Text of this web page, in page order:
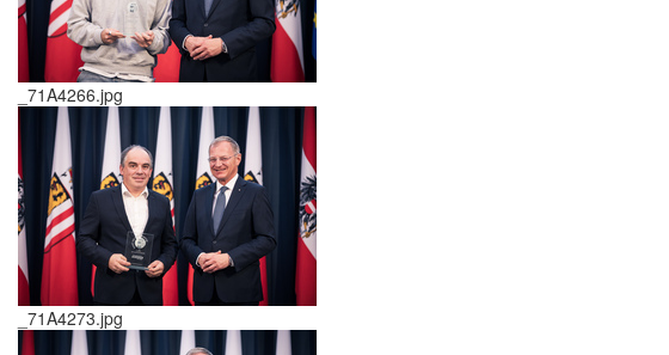
_71A4266.jpg
_71A4273.jpg